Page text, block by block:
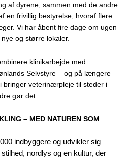
af dyrene, sammen med de andre
en frivillig bestyrelse, hvoraf flere
Vi har åbent fire dage om ugen
og større lokaler.
klinikarbejde med
Selvstyre – og på længere
bringer veterinærpleje til steder i
gør det.
– MED NATUREN SOM
indbyggere og udvikler sig
nordlys og en kultur, der